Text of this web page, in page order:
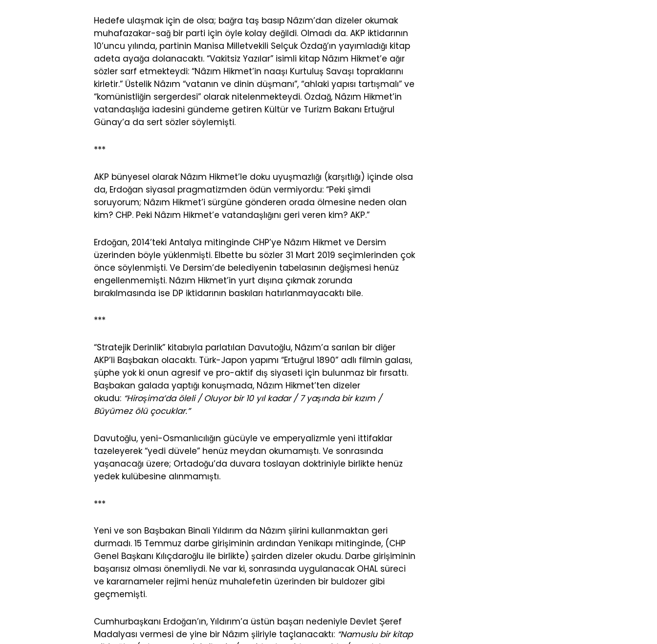
Hedefe ulaşmak için de olsa; bağra taş basıp Nâzım’dan dizeler okumak
muhafazakar-sağ bir parti için öyle kolay değildi. Olmadı da. AKP iktidarının
10’uncu yılında, partinin Manisa Milletvekili Selçuk Özdağ’ın yayımladığı kitap
adeta ayağa dolanacaktı. “Vakitsiz Yazılar” isimli kitap Nâzım Hikmet’e ağır
sözler sarf etmekteydi: “Nâzım Hikmet’in naaşı Kurtuluş Savaşı topraklarını
kirletir.” Üstelik Nâzım “vatanın ve dinin düşmanı”, “ahlaki yapısı tartışmalı” ve
“komünistliğin sergerdesi” olarak nitelenmekteydi. Özdağ, Nâzım Hikmet’in
vatandaşlığa iadesini gündeme getiren Kültür ve Turizm Bakanı Ertuğrul
Günay’a da sert sözler söylemişti.
***
AKP bünyesel olarak Nâzım Hikmet’le doku uyuşmazlığı (karşıtlığı) içinde olsa
da, Erdoğan siyasal pragmatizmden ödün vermiyordu: “Peki şimdi
soruyorum; Nâzım Hikmet’i sürgüne gönderen orada ölmesine neden olan
kim? CHP. Peki Nâzım Hikmet’e vatandaşlığını geri veren kim? AKP.”
Erdoğan, 2014’teki Antalya mitinginde CHP’ye Nâzım Hikmet ve Dersim
üzerinden böyle yüklenmişti. Elbette bu sözler 31 Mart 2019 seçimlerinden çok
önce söylenmişti. Ve Dersim’de belediyenin tabelasının değişmesi henüz
engellenmemişti. Nâzım Hikmet’in yurt dışına çıkmak zorunda
bırakılmasında ise DP iktidarının baskıları hatırlanmayacaktı bile.
***
“Stratejik Derinlik” kitabıyla parlatılan Davutoğlu, Nâzım’a sarılan bir diğer
AKP’li Başbakan olacaktı. Türk-Japon yapımı “Ertuğrul 1890” adlı filmin galası,
şüphe yok ki onun agresif ve pro-aktif dış siyaseti için bulunmaz bir fırsattı.
Başbakan galada yaptığı konuşmada, Nâzım Hikmet’ten dizeler
okudu: “Hiroşima’da öleli / Oluyor bir 10 yıl kadar / 7 yaşında bir kızım /
Büyümez ölü çocuklar.”
Davutoğlu, yeni-Osmanlıcılığın gücüyle ve emperyalizmle yeni ittifaklar
tazeleyerek “yedi düvele” henüz meydan okumamıştı. Ve sonrasında
yaşanacağı üzere; Ortadoğu’da duvara toslayan doktriniyle birlikte henüz
yedek kulübesine alınmamıştı.
***
Yeni ve son Başbakan Binali Yıldırım da Nâzım şiirini kullanmaktan geri
durmadı. 15 Temmuz darbe girişiminin ardından Yenikapı mitinginde, (CHP
Genel Başkanı Kılıçdaroğlu ile birlikte) şairden dizeler okudu. Darbe girişiminin
başarısız olması önemliydi. Ne var ki, sonrasında uygulanacak OHAL süreci
ve kararnameler rejimi henüz muhalefetin üzerinden bir buldozer gibi
geçmemişti.
Cumhurbaşkanı Erdoğan’ın, Yıldırım’a üstün başarı nedeniyle Devlet Şeref
Madalyası vermesi de yine bir Nâzım şiiriyle taçlanacaktı: “Namuslu bir kitap